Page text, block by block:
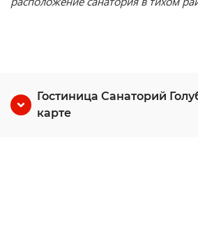
Гостиница Санаторий
карте